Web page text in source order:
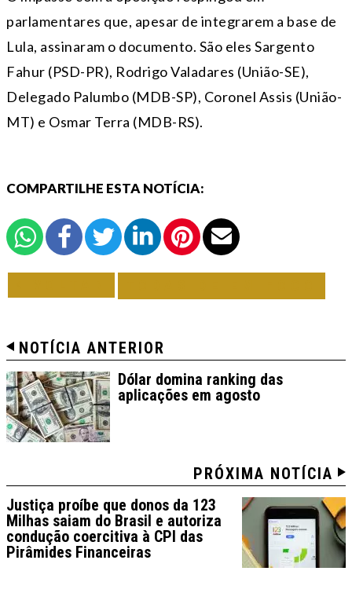
parlamentares que, apesar de integrarem a base de
Lula, assinaram o documento. São eles Sargento
Fahur (PSD-PR), Rodrigo Valadares (União-SE),
Delegado Palumbo (MDB-SP), Coronel Assis (União-
MT) e Osmar Terra (MDB-RS).
COMPARTILHE ESTA NOTÍCIA:
NOTÍCIA ANTERIOR
Dólar domina ranking das
aplicações em agosto
PRÓXIMA NOTÍCIA
Justiça proíbe que donos da 123
Milhas saiam do Brasil e autoriza
condução coercitiva à CPI das
Pirâmides Financeiras